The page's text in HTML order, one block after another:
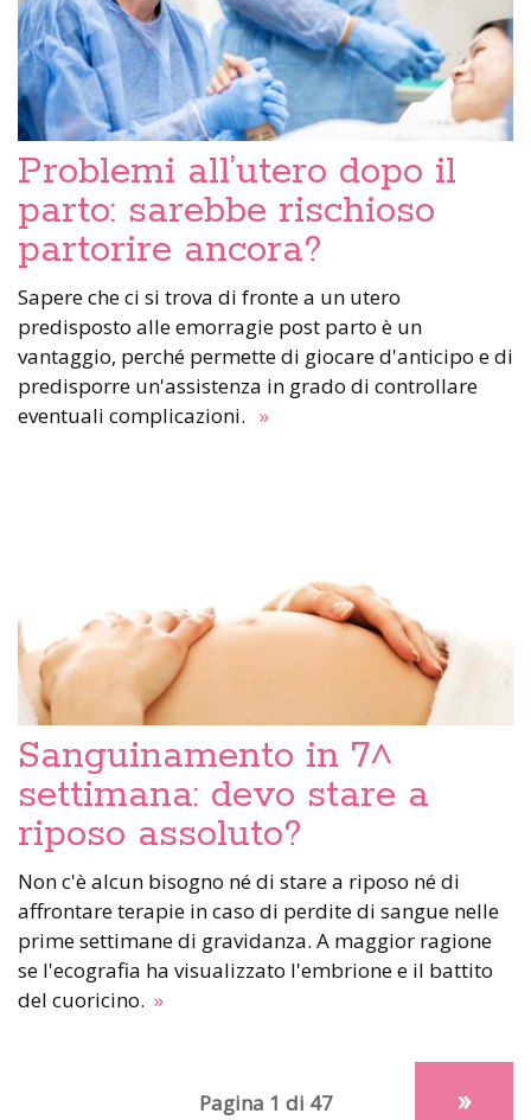
Problemi all’utero dopo il
parto: sarebbe rischioso
partorire ancora?
Sapere che ci si trova di fronte a un utero
predisposto alle emorragie post parto è un
vantaggio, perché permette di giocare d'anticipo e di
predisporre un'assistenza in grado di controllare
eventuali complicazioni. »
Sanguinamento in 7^
settimana: devo stare a
riposo assoluto?
Non c'è alcun bisogno né di stare a riposo né di
affrontare terapie in caso di perdite di sangue nelle
prime settimane di gravidanza. A maggior ragione
se l'ecografia ha visualizzato l'embrione e il battito
del cuoricino. »
Pagina 1 di 47 »